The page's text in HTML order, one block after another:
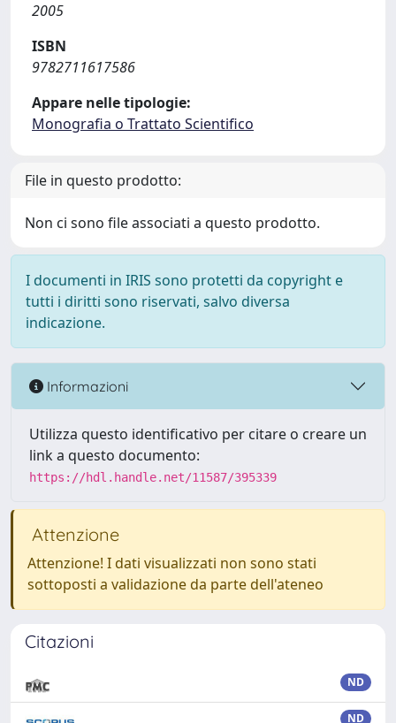
2005
ISBN
9782711617586
Appare nelle tipologie:
Monografia o Trattato Scientifico
File in questo prodotto:
Non ci sono file associati a questo prodotto.
I documenti in IRIS sono protetti da copyright e
tutti i diritti sono riservati, salvo diversa
indicazione.
Informazioni
Utilizza questo identificativo per citare o creare un
link a questo documento:
https://hdl.handle.net/11587/395339
Attenzione
Attenzione! I dati visualizzati non sono stati
sottoposti a validazione da parte dell'ateneo
Citazioni
ND
ND